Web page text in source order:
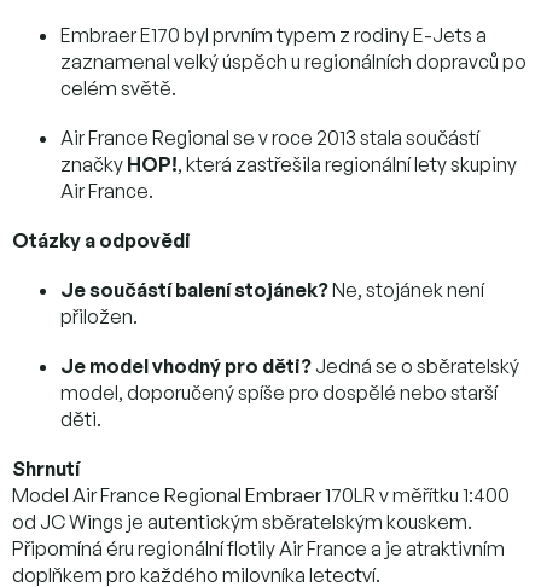
Embraer E170 byl prvním typem z rodiny E-Jets a
zaznamenal velký úspěch u regionálních dopravců po
celém světě.
Air France Regional se v roce 2013 stala součástí
značky HOP!, která zastřešila regionální lety skupiny
Air France.
Otázky a odpovědi
Je součástí balení stojánek?Ne, stojánek není
přiložen.
Je model vhodný pro děti? Jedná se o sběratelský
model, doporučený spíše pro dospělé nebo starší
děti.
Shrnutí
Model Air France Regional Embraer 170LR v měřítku 1:400
od JC Wings je autentickým sběratelským kouskem.
Připomíná éru regionální flotily Air France a je atraktivním
doplňkem pro každého milovníka letectví.